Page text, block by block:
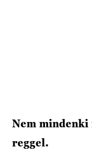
Nem
reggel.